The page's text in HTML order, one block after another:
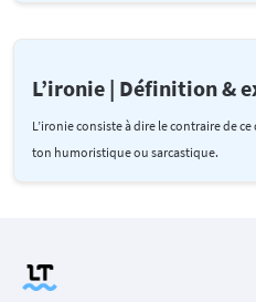
L’ironie | Définition &
L’ironie consiste à dire le contraire de
ton humoristique ou sarcastique.